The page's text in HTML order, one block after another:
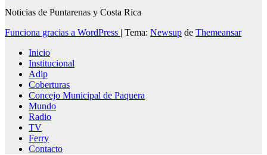
Noticias de Puntarenas y Costa Rica
Funciona gracias a WordPress | Tema: Newsup de Themeansar
Inicio
Institucional
Adip
Coberturas
Concejo Municipal de Paquera
Mundo
Radio
TV
Ferry
Contacto